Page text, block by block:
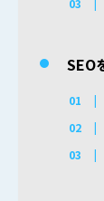
SEO